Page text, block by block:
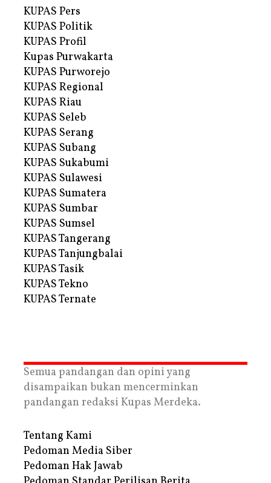
KUPAS Pers
KUPAS Politik
KUPAS Profil
Kupas Purwakarta
KUPAS Purworejo
KUPAS Regional
KUPAS Riau
KUPAS Seleb
KUPAS Serang
KUPAS Subang
KUPAS Sukabumi
KUPAS Sulawesi
KUPAS Sumatera
KUPAS Sumbar
KUPAS Sumsel
KUPAS Tangerang
KUPAS Tanjungbalai
KUPAS Tasik
KUPAS Tekno
KUPAS Ternate
Semua pandangan dan opini yang
disampaikan bukan mencerminkan
pandangan redaksi Kupas Merdeka.
Tentang Kami
Pedoman Media Siber
Pedoman Hak Jawab